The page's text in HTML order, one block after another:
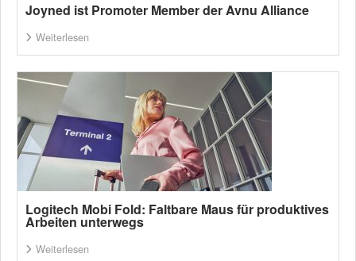
Joyned ist Promoter Member der Avnu Alliance
Weiterlesen
Logitech Mobi Fold: Faltbare Maus für produktives
Arbeiten unterwegs
Weiterlesen